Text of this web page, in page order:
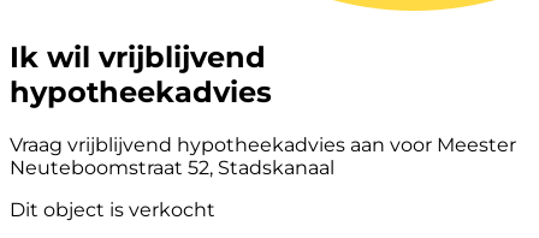
Ik wil vrijblijvend
hypotheekadvies
Vraag vrijblijvend hypotheekadvies aan voor Meester
Neuteboomstraat 52, Stadskanaal
Dit object is verkocht